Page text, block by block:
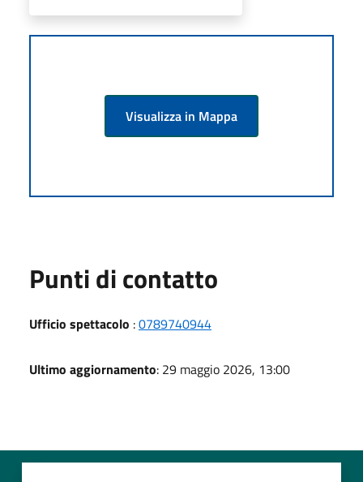
Visualizza in Mappa
Punti di contatto
Ufficio spettacolo :0789740944
Ultimo aggiornamento: 29 maggio 2026, 13:00